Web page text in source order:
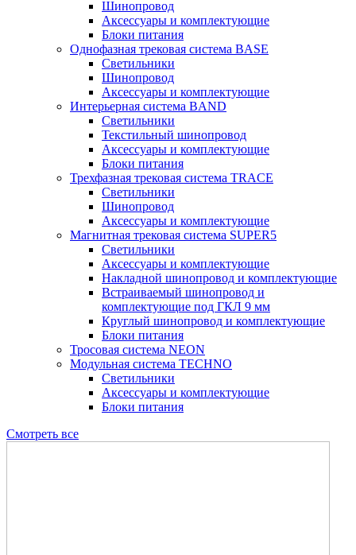
Шинопровод
Аксессуары и комплектующие
Блоки питания
Однофазная трековая система BASE
Светильники
Шинопровод
Аксессуары и комплектующие
Интерьерная система BAND
Светильники
Текстильный шинопровод
Аксессуары и комплектующие
Блоки питания
Трехфазная трековая система TRACE
Светильники
Шинопровод
Аксессуары и комплектующие
Магнитная трековая система SUPER5
Светильники
Аксессуары и комплектующие
Накладной шинопровод и комплектующие
Встраиваемый шинопровод и
комплектующие под ГКЛ 9 мм
Круглый шинопровод и комплектующие
Блоки питания
Тросовая система NEON
Модульная система TECHNO
Светильники
Аксессуары и комплектующие
Блоки питания
Смотреть все